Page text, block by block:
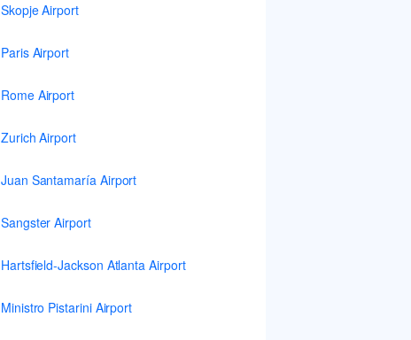
Skopje Airport
Paris Airport
Rome Airport
Zurich Airport
Juan Santamaría Airport
Sangster Airport
Hartsfield-Jackson Atlanta Airport
Ministro Pistarini Airport